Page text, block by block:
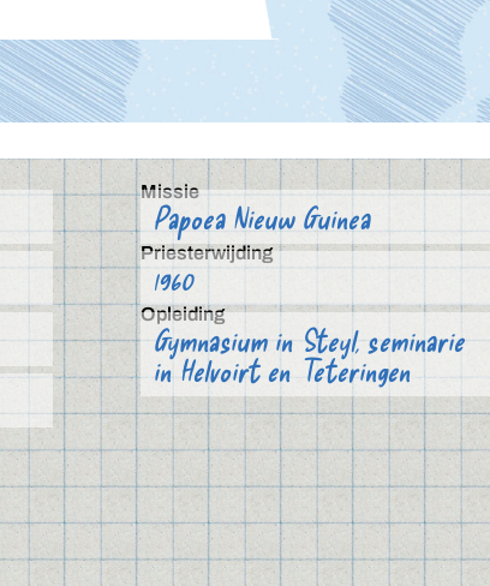
Missie
Papoea Nieuw Guinea
Priesterwijding
1960
Opleiding
Gymnasium in Steyl, seminarie
in Helvoirt en Teteringen